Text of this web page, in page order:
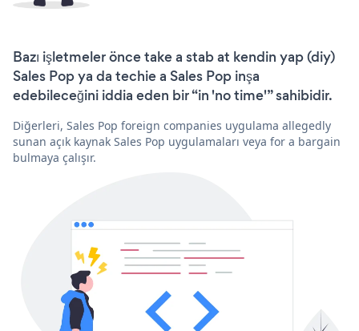
Bazı işletmeler önce take a stab at kendin yap (diy)
Sales Pop ya da techie a Sales Pop inşa
edebileceğini iddia eden bir “in 'no time'” sahibidir.
Diğerleri, Sales Pop foreign companies uygulama allegedly
sunan açık kaynak Sales Pop uygulamaları veya for a bargain
bulmaya çalışır.